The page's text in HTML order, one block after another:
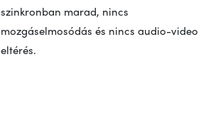
szinkronban marad, nincs
mozgáselmosódás és nincs audio-video
eltérés.